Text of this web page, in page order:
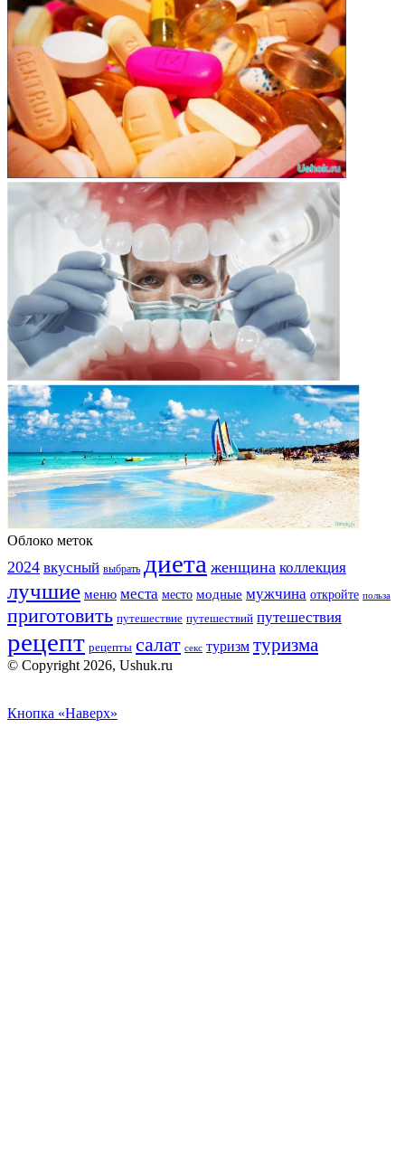
Облоко меток
2024 вкусный выбрать диета женщина коллекция
лучшие меню места место модные мужчина откройте польза
приготовить путешествие путешествий путешествия
рецепт рецепты салат секс туризм туризма
© Copyright 2026, Ushuk.ru
Кнопка «Наверх»